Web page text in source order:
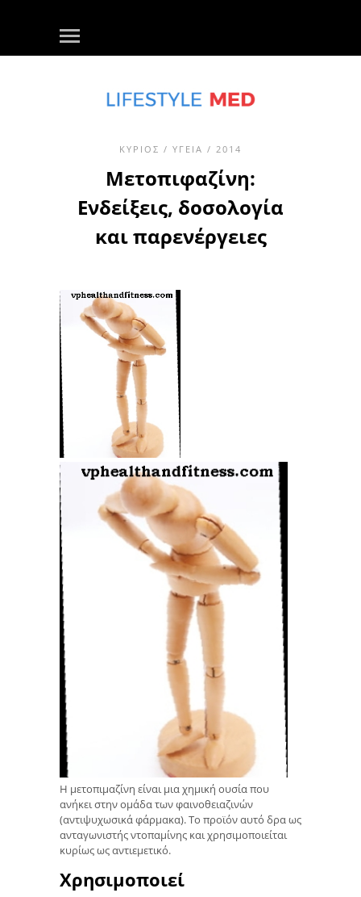
ΚΎΡΙΟΣ / ΥΓΕΊΑ / 2014
Μετοπιφαζίνη:
Ενδείξεις, δοσολογία
και παρενέργειες
Η μετοπιμαζίνη είναι μια χημική ουσία που
ανήκει στην ομάδα των φαινοθειαζινών
(αντιψυχωσικά φάρμακα). Το προϊόν αυτό δρα ως
ανταγωνιστής ντοπαμίνης και χρησιμοποιείται
κυρίως ως αντιεμετικό.
Χρησιμοποιεί